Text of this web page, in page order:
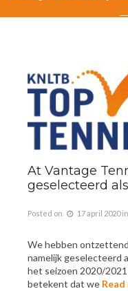
At Vantage
geselecteerd
Posted on 17 april 2020 in
We hebben
namelijk geselecteerd
het seizoen 2020/
betekent dat we